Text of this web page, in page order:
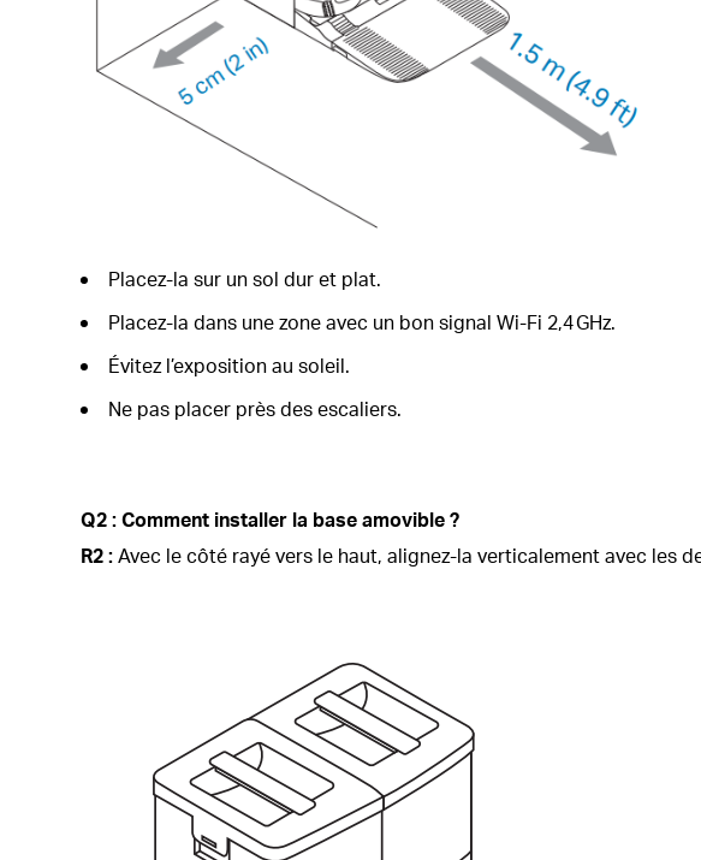
Placez-la sur un sol dur et plat.
Placez-la dans une zone avec un bon signal Wi-Fi 2,4 GHz.
Évitez l’exposition au soleil.
Ne pas placer près des escaliers.
Q2 : Comment installer la base amovible ?
R2 :Avec le côté rayé vers le haut, alignez-la verticalement avec les